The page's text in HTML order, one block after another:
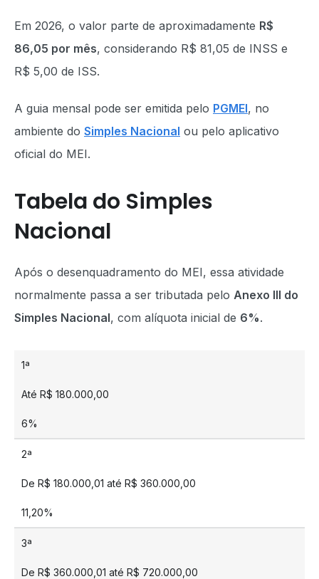
Em 2026, o valor parte de aproximadamente R$
86,05 por mês, considerando R$ 81,05 de INSS e
R$ 5,00 de ISS.
A guia mensal pode ser emitida pelo PGMEI, no
ambiente do Simples Nacional ou pelo aplicativo
oficial do MEI.
Tabela do Simples
Nacional
Após o desenquadramento do MEI, essa atividade
normalmente passa a ser tributada pelo Anexo III do
Simples Nacional, com alíquota inicial de 6%.
1ª
Até R$ 180.000,00
6%
2ª
De R$ 180.000,01 até R$ 360.000,00
11,20%
3ª
De R$ 360.000,01 até R$ 720.000,00